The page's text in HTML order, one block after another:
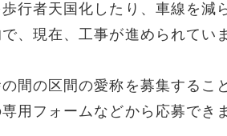
行者天国化したり、車線を減
、現在、工事が進められてい
間の区間の愛称を募集するこ
用フォームなどから応募でき